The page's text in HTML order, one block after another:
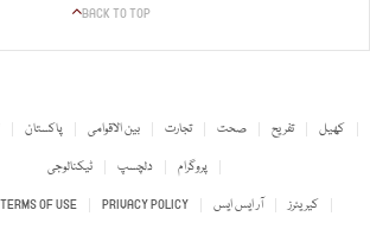
BACK TO TOP
پاکستان بین الاقوامی تجارت صحت تفریح
کھیل
ٹیکنالوجی
دلچسپ
پروگرام
TERMS OF USE PRIVACY POLICY آر ایس ایس کیریئرز